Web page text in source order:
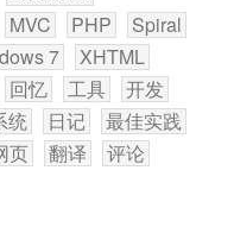
MVC PHP
Spiral
7
XHTML
回忆 工具
开发
统 日记
最佳实践
页 翻译
评论